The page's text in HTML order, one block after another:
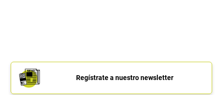
Regístrate a nuestro newsletter